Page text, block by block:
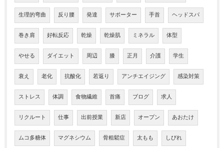
生理的弯曲 反り腰 発達 サポーター 手首 ヘッドスパ
巻き肩 好転反応 乾燥 乾燥肌 ミネラル 体型
やせる ダイエット 周辺 膝 正月 介護 学生
衰え 老化 抗酸化 若返り アンチエイジング 感染対策
ストレス 体調 食物繊維 首痛 ブログ 求人
リクルート 仕事 出前授業 新店 オープン あおたけ
ムコ多糖体 マグネシウム 骨粗鬆症 太もも しびれ